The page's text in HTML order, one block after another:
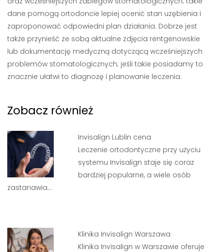
dane pomogą ortodoncie lepiej ocenić stan uzębienia i
zaproponować odpowiedni plan działania. Dobrze jest
także przynieść ze sobą aktualne zdjęcia rentgenowskie
lub dokumentację medyczną dotyczącą wcześniejszych
problemów stomatologicznych; jeśli takie posiadamy to
znacznie ułatwi to diagnozę i planowanie leczenia.
Zobacz również
Invisalign Lublin cena
Leczenie ortodontyczne przy użyciu
systemu Invisalign staje się coraz
bardziej popularne, a wiele osób
zastanawia…
Klinika Invisalign Warszawa
Klinika Invisalign w Warszawie oferuje